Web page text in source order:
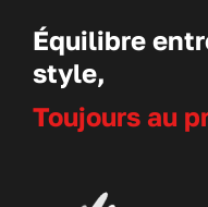
Équilibre
style,
Toujours au